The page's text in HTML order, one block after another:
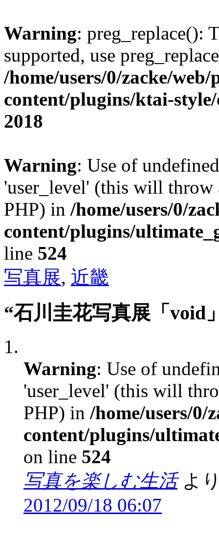
Warning: preg_replace():
supported, use
/home/users/0/zacke/
content/plugins/ktai-
2018
Warning: Use of
'user_level' (this will
PHP) in /home/users/0/
content/plugins/
line 524
写真展, 近畿
“石川圭花写真展「void
Warning: Use of
'user_level' (this will
PHP) in /home/users/0/
content/plugins/
on line 524
写真を楽しむ生活 よ
2012/09/18 06:07